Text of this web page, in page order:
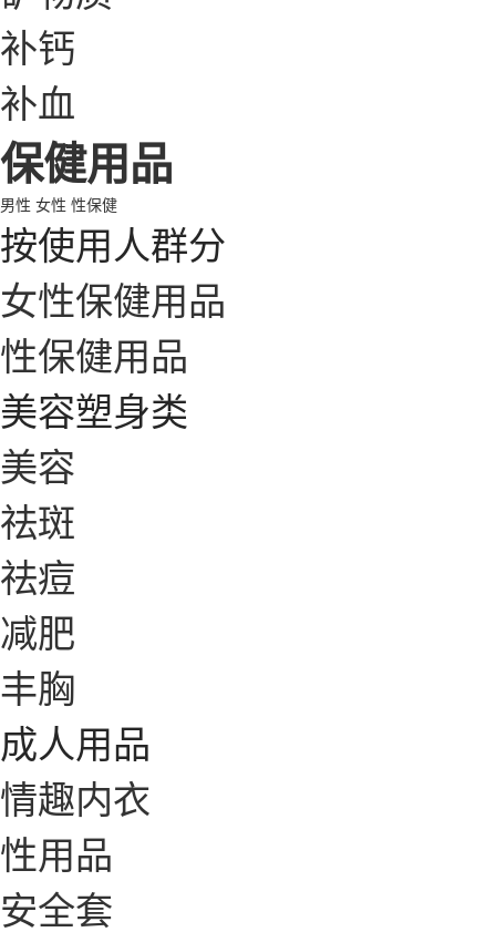
补钙
补血
保健用品
男性 女性 性保健
按使用人群分
女性保健用品
性保健用品
美容塑身类
美容
祛斑
祛痘
减肥
丰胸
成人用品
情趣内衣
性用品
安全套